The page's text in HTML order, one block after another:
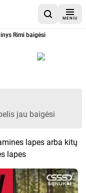
MENIU
Rimi baigėsi
jau baigėsi
lapes arba kitų
lapes